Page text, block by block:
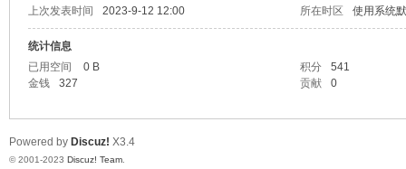
社
上次发表时间
2023-9-12 12:00 所在时区 使用系统
统计信息
已用空间
0 B 积分
541
金钱
327 贡献 0
Powered by Discuz! X3.4
© 2001-2023 Discuz! Team